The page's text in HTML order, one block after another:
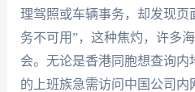
理驾照或车辆事务，却发现页
务不可用”，这种焦灼，许多
会。无论是香港同胞想查询内
的上班族急需访问中国公司